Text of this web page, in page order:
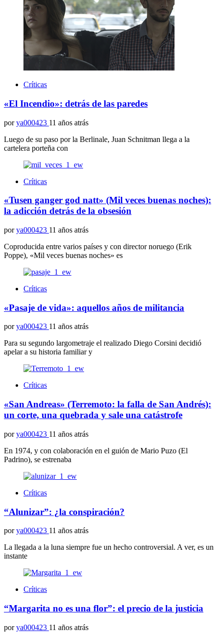
Críticas
«El Incendio»: detrás de las paredes
por ya000423 11 años atrás
Luego de su paso por la Berlinale, Juan Schnitman llega a la
cartelera porteña con
Críticas
«Tusen ganger god natt» (Mil veces buenas noches):
la adicción detrás de la obsesión
por ya000423 11 años atrás
Coproducida entre varios países y con director noruego (Erik
Poppe), «Mil veces buenas noches» es
Críticas
«Pasaje de vida»: aquellos años de militancia
por ya000423 11 años atrás
Para su segundo largometraje el realizado Diego Corsini decidió
apelar a su historia familiar y
Críticas
«San Andreas» (Terremoto: la falla de San Andrés):
un corte, una quebrada y sale una catástrofe
por ya000423 11 años atrás
En 1974, y con colaboración en el guión de Mario Puzo (El
Padrino), se estrenaba
Críticas
“Alunizar”: ¿la conspiración?
por ya000423 11 años atrás
La llegada a la luna siempre fue un hecho controversial. A ver, es un
instante
Críticas
“Margarita no es una flor”: el precio de la justicia
por ya000423 11 años atrás